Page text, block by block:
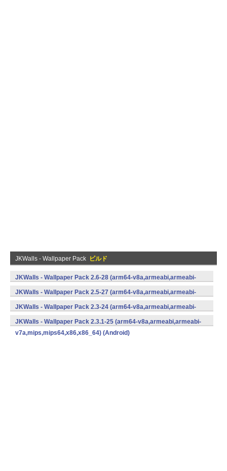
JKWalls - Wallpaper Pack ビルド
JKWalls - Wallpaper Pack 2.6-28 (arm64-v8a,armeabi,armeabi-
v7a,mips,mips64,x86,x86_64) (Android)
JKWalls - Wallpaper Pack 2.5-27 (arm64-v8a,armeabi,armeabi-
v7a,mips,mips64,x86,x86_64) (Android)
JKWalls - Wallpaper Pack 2.3-24 (arm64-v8a,armeabi,armeabi-
v7a,mips,mips64,x86,x86_64) (Android)
JKWalls - Wallpaper Pack 2.3.1-25 (arm64-v8a,armeabi,armeabi-
v7a,mips,mips64,x86,x86_64) (Android)